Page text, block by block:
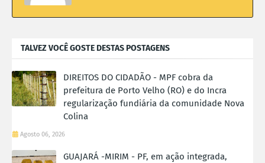
TALVEZ VOCÊ GOSTE DESTAS POSTAGENS
DIREITOS DO CIDADÃO - MPF cobra da
prefeitura de Porto Velho (RO) e do Incra
regularização fundiária da comunidade Nova
Colina
Agosto 06, 2026
GUAJARÁ -MIRIM - PF, em ação integrada,